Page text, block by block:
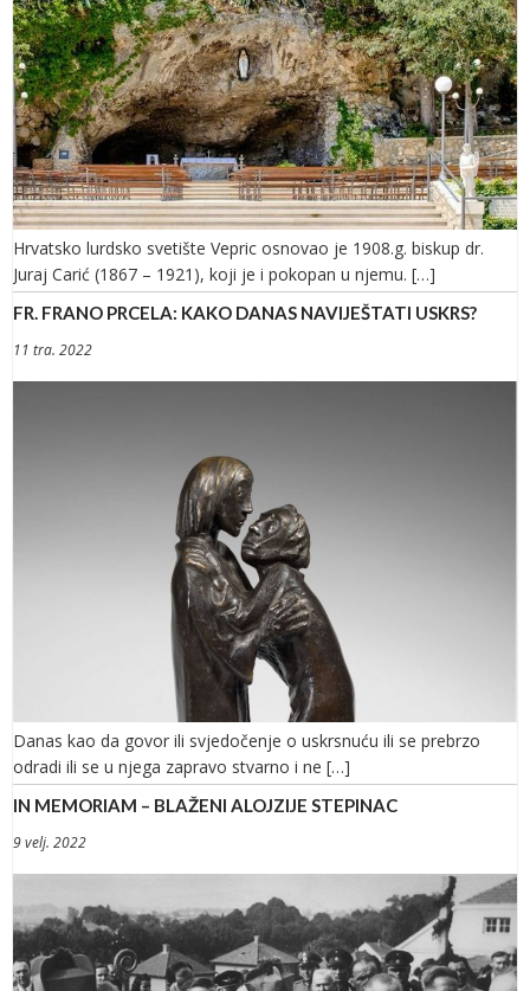
Hrvatsko lurdsko svetište Vepric osnovao je 1908.g. biskup dr.
Juraj Carić (1867 – 1921), koji je i pokopan u njemu. […]
FR. FRANO PRCELA: KAKO DANAS NAVIJEŠTATI USKRS?
11 tra. 2022
Danas kao da govor ili svjedočenje o uskrsnuću ili se prebrzo
odradi ili se u njega zapravo stvarno i ne […]
IN MEMORIAM – BLAŽENI ALOJZIJE STEPINAC
9 velj. 2022